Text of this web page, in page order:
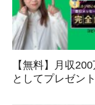
【無料】月収
としてプレゼント